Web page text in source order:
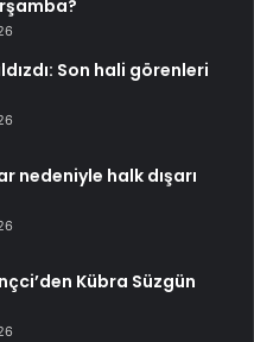
Son hali görenleri
nedeniyle halk dışarı
Kübra Süzgün